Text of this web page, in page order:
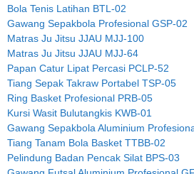
Bola Tenis Latihan BTL-02
Gawang Sepakbola Profesional GSP-02
Matras Ju Jitsu JJAU MJJ-100
Matras Ju Jitsu JJAU MJJ-64
Papan Catur Lipat Percasi PCLP-52
Tiang Sepak Takraw Portabel TSP-05
Ring Basket Profesional PRB-05
Kursi Wasit Bulutangkis KWB-01
Gawang Sepakbola Aluminium
Tiang Tanam Bola Basket TTBB-02
Pelindung Badan Pencak Silat BPS-03